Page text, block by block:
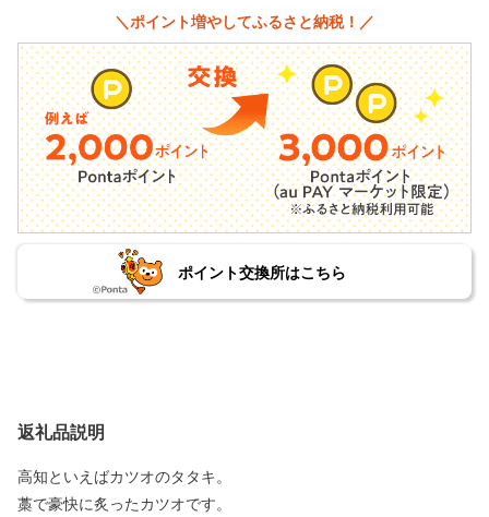
＼ポイント増やしてふるさと納税！／
ポイント交換所はこちら
返礼品説明
高知といえばカツオのタタキ。
藁で豪快に炙ったカツオです。